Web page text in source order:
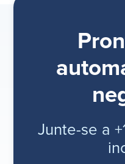
Junte-se a